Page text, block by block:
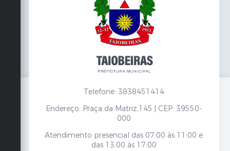
Telefone: 3838451414
Endereço: Praça da Matriz,145 | CEP: 39550-
000
Atendimento presencial das 07:00 às 11:00 e
das 13:00 às 17:00